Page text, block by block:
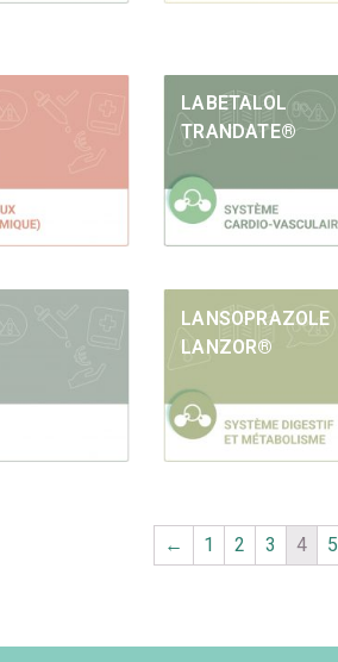
LABETALOL
TRANDATE®
LANSOPRAZOLE
LANZOR®
← 1 2 3 4 5